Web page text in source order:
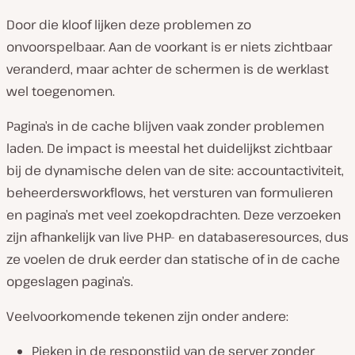
Door die kloof lijken deze problemen zo
onvoorspelbaar. Aan de voorkant is er niets zichtbaar
veranderd, maar achter de schermen is de werklast
wel toegenomen.
Pagina’s in de cache blijven vaak zonder problemen
laden. De impact is meestal het duidelijkst zichtbaar
bij de dynamische delen van de site: accountactiviteit,
beheerdersworkflows, het versturen van formulieren
en pagina’s met veel zoekopdrachten. Deze verzoeken
zijn afhankelijk van live PHP- en databaseresources, dus
ze voelen de druk eerder dan statische of in de cache
opgeslagen pagina’s.
Veelvoorkomende tekenen zijn onder andere:
Pieken in de responstijd van de server zonder